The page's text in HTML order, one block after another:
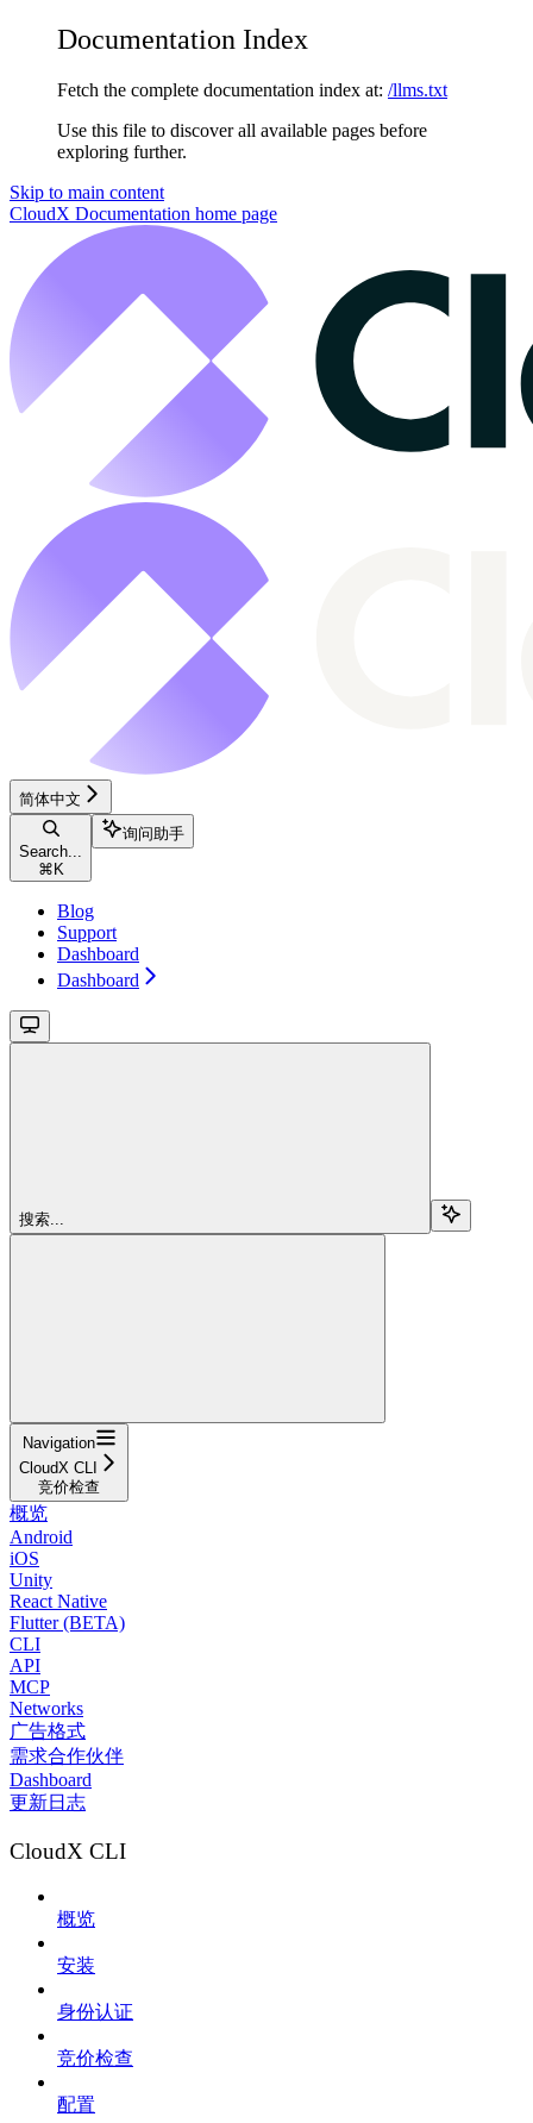
Documentation Index
Fetch the complete documentation index at: /llms.txt
Use this file to discover all available pages before
exploring further.
Skip to main content
CloudX Documentation home page
简体中文
Search...
⌘ K
询问助手
Blog
Support
Dashboard
Dashboard
搜索...
Navigation
CloudX CLI
竞价检查
概览
Android
iOS
Unity
React Native
Flutter (BETA)
CLI
API
MCP
Networks
广告格式
需求合作伙伴
Dashboard
更新日志
CloudX CLI
概览
安装
身份认证
竞价检查
配置